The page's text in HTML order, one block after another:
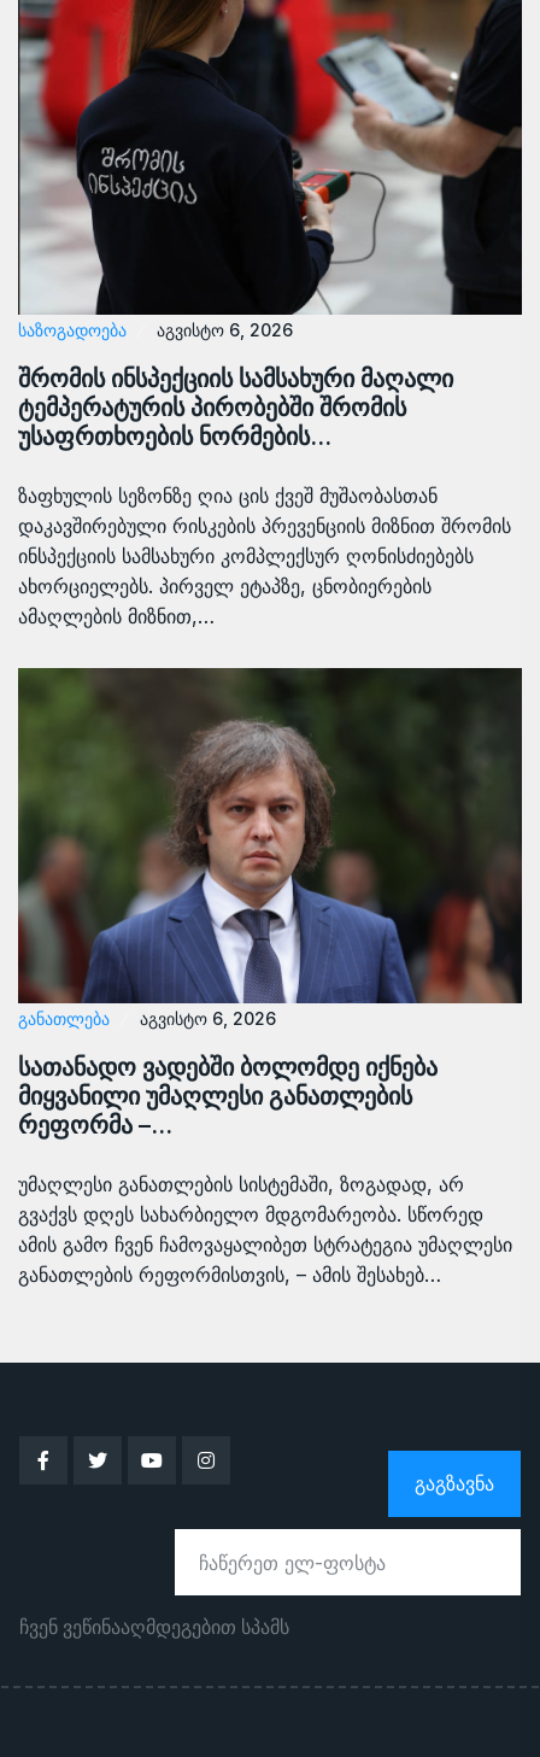
ᲡᲐᲖᲝᲒᲐᲓᲝᲔᲑᲐ აგვისტო 6, 2026
შრომის ინსპექციის სამსახური მაღალი
ტემპერატურის პირობებში შრომის
უსაფრთხოების ნორმების…
ზაფხულის სეზონზე ღია ცის ქვეშ მუშაობასთან
დაკავშირებული რისკების პრევენციის მიზნით შრომის
ინსპექციის სამსახური კომპლექსურ ღონისძიებებს
ახორციელებს. პირველ ეტაპზე, ცნობიერების
ამაღლების მიზნით,…
ᲒᲐᲜᲐᲗᲚᲔᲑᲐ აგვისტო 6, 2026
სათანადო ვადებში ბოლომდე იქნება
მიყვანილი უმაღლესი განათლების
რეფორმა –…
უმაღლესი განათლების სისტემაში, ზოგადად, არ
გვაქვს დღეს სახარბიელო მდგომარეობა. სწორედ
ამის გამო ჩვენ ჩამოვაყალიბეთ სტრატეგია უმაღლესი
განათლების რეფორმისთვის, – ამის შესახებ…
ᲒᲐᲒᲖᲐᲕᲜᲐ
ჩვენ ვეწინააღმდეგებით სპამს